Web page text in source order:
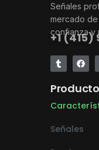
Señales
mercado de
confianza y
+1 (415)
Producto
Señales